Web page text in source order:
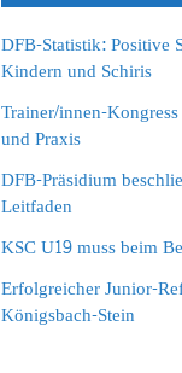
DFB-Statistik: Positive
Kindern und Schiris
Trainer/innen-
und Praxis
DFB-Präsidium
Leitfaden
KSC U19 muss beim
Erfolgreicher Junior-
Königsbach-Stein